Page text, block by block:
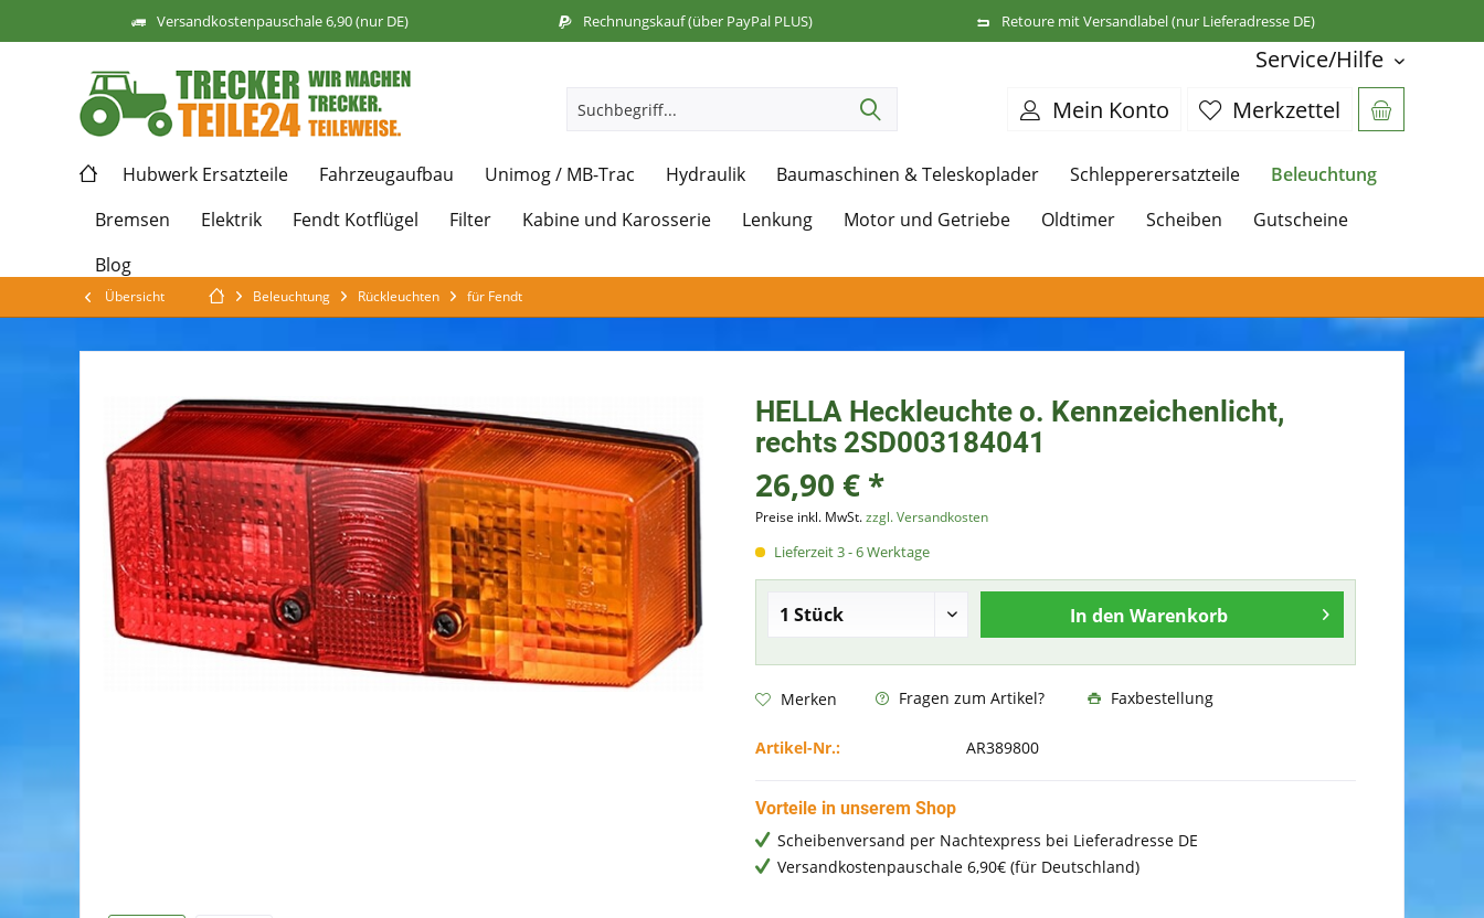
Versandkostenpauschale 6,90 (nur DE) Rechnungskauf (über PayPal PLUS) Retoure mit Versandlabel (nur Lieferadresse DE)
Service/Hilfe
Merkzettel
Mein Konto
Hubwerk Ersatzteile Fahrzeugaufbau Unimog / MB-Trac Hydraulik Baumaschinen & Teleskoplader Schlepperersatzteile
Beleuchtung
Bremsen
Elektrik Fendt Kotflügel Filter Kabine und Karosserie Lenkung Motor und Getriebe Oldtimer Scheiben
Gutscheine
Blog
Übersicht Beleuchtung Rückleuchten für Fendt
HELLA Heckleuchte o. Kennzeichenlicht,
rechts 2SD003184041
26,90 € *
Preise inkl. MwSt.zzgl. Versandkosten
Lieferzeit 3 - 6 Werktage
In den Warenkorb
Merken Fragen zum Artikel? Faxbestellung
Artikel-Nr.: AR389800
Vorteile in unserem Shop
Scheibenversand per Nachtexpress bei Lieferadresse DE
Versandkostenpauschale 6,90€ (für Deutschland)